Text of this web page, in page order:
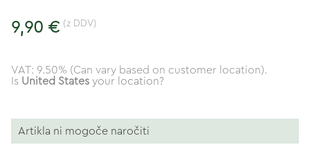
9,90 € (z DDV)
VAT: 9.50% (Can vary based on customer location).
Is United States your location?
Artikla ni mogoče naročiti